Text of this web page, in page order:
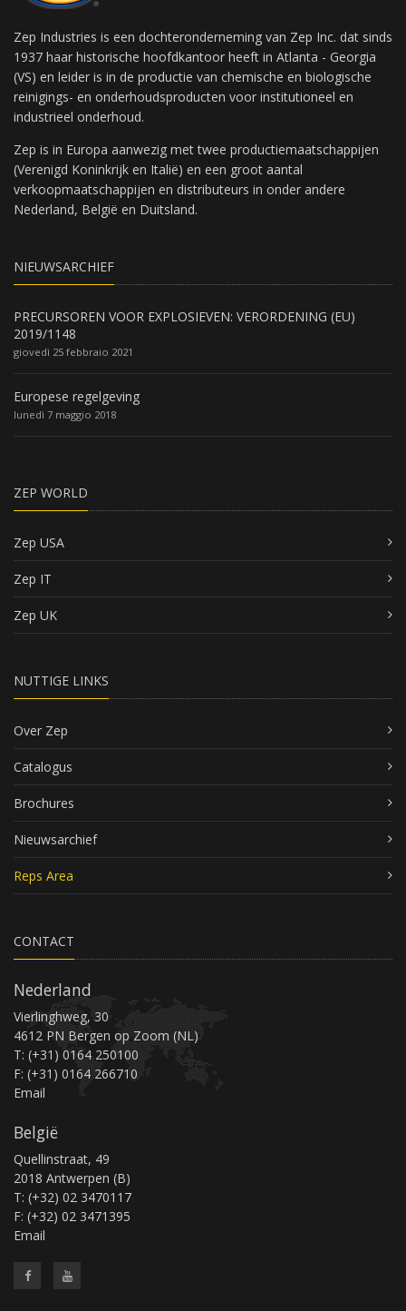
Zep Industries is een dochteronderneming van Zep Inc. dat sinds
1937 haar historische hoofdkantoor heeft in Atlanta - Georgia
(VS) en leider is in de productie van chemische en biologische
reinigings- en onderhoudsproducten voor institutioneel en
industrieel onderhoud.
Zep is in Europa aanwezig met twee productiemaatschappijen
(Verenigd Koninkrijk en Italië) en een groot aantal
verkoopmaatschappijen en distributeurs in onder andere
Nederland, België en Duitsland.
NIEUWSARCHIEF
PRECURSOREN VOOR EXPLOSIEVEN: VERORDENING (EU)
2019/1148
giovedì 25 febbraio 2021
Europese regelgeving
lunedì 7 maggio 2018
ZEP WORLD
Zep USA
Zep IT
Zep UK
NUTTIGE LINKS
Over Zep
Catalogus
Brochures
Nieuwsarchief
Reps Area
CONTACT
Nederland
Vierlinghweg, 30
4612 PN Bergen op Zoom (NL)
T: (+31) 0164 250100
F: (+31) 0164 266710
Email
België
Quellinstraat, 49
2018 Antwerpen (B)
T: (+32) 02 3470117
F: (+32) 02 3471395
Email